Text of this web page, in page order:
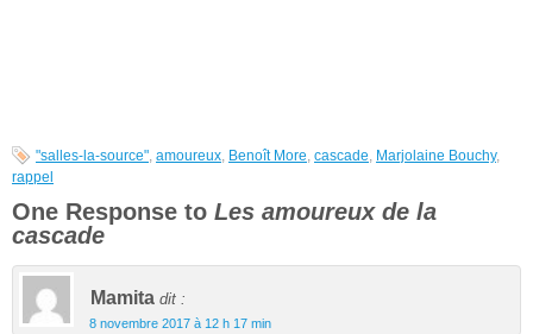
"salles-la-source", amoureux, Benoît More, cascade, Marjolaine Bouchy,
rappel
One Response to Les amoureux de la
cascade
Mamita dit :
8 novembre 2017 à 12 h 17 min